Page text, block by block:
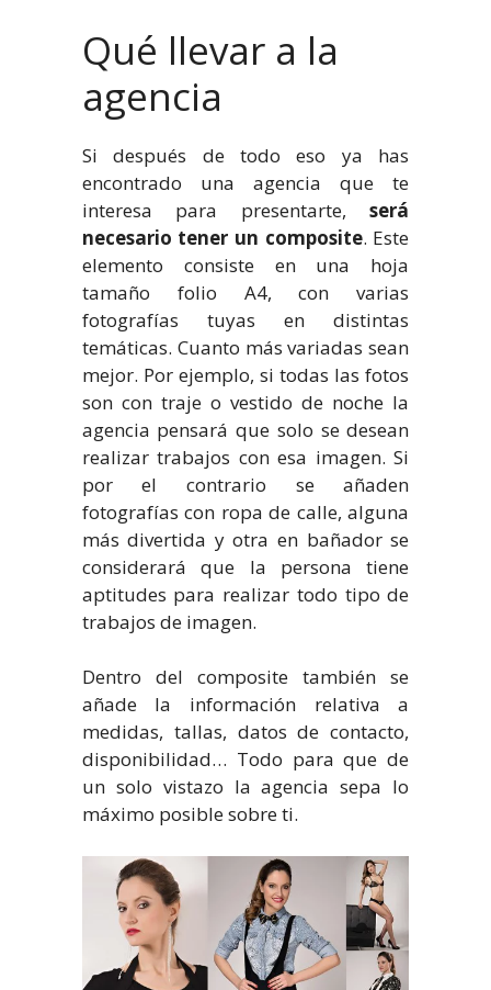
Qué llevar a la
agencia
Si después de todo eso ya has
encontrado una agencia que te
interesa para presentarte,será
necesario tener un composite. Este
elemento consiste en una hoja
tamaño folio A4, con varias
fotografías tuyas en distintas
temáticas. Cuanto más variadas sean
mejor. Por ejemplo, si todas las fotos
son con traje o vestido de noche la
agencia pensará que solo se desean
realizar trabajos con esa imagen. Si
por el contrario se añaden
fotografías con ropa de calle, alguna
más divertida y otra en bañador se
considerará que la persona tiene
aptitudes para realizar todo tipo de
trabajos de imagen.
Dentro del composite también se
añade la información relativa a
medidas, tallas, datos de contacto,
disponibilidad… Todo para que de
un solo vistazo la agencia sepa lo
máximo posible sobre ti.